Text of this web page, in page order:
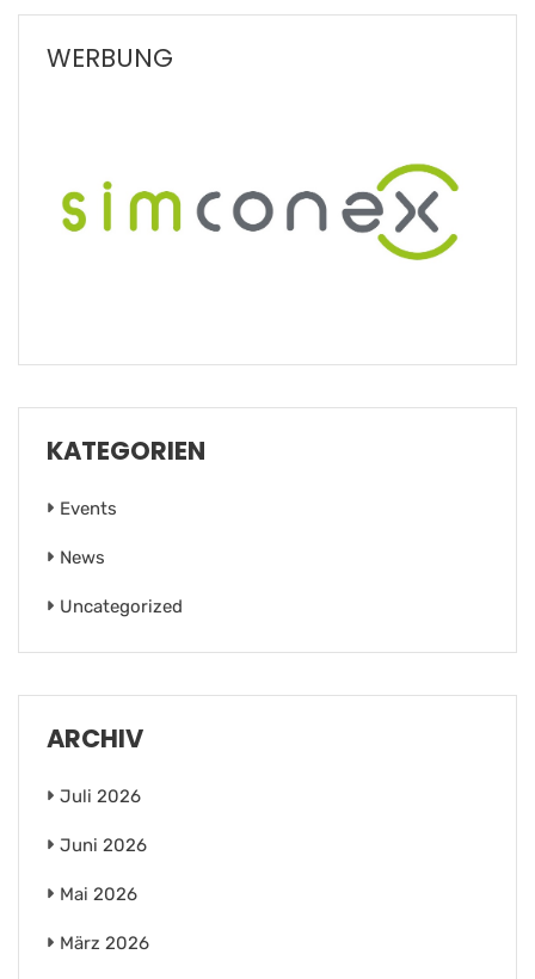
WERBUNG
KATEGORIEN
Events
News
Uncategorized
ARCHIV
Juli 2026
Juni 2026
Mai 2026
März 2026